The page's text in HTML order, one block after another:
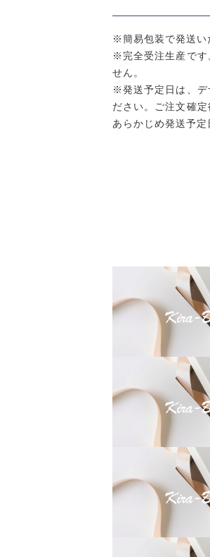
※簡易包装で発送い
※完全受注生産です
せん。
※発送予定日は、デ
ださい。ご注文確
あらかじめ発送予定